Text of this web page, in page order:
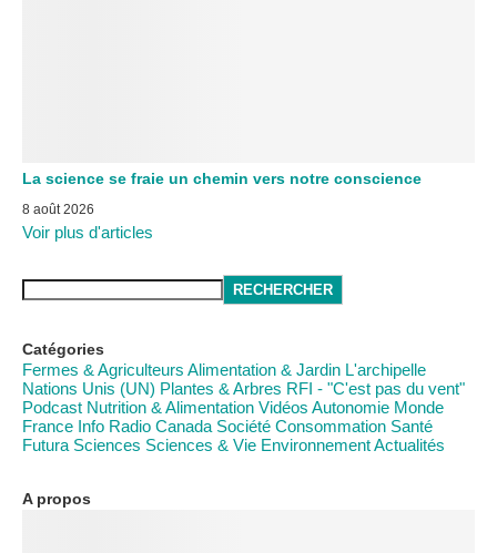
La science se fraie un chemin vers notre conscience
8 août 2026
Voir plus d'articles
RECHERCHER
Catégories
Fermes & Agriculteurs Alimentation & Jardin L'archipelle
Nations Unis (UN) Plantes & Arbres RFI - "C'est pas du vent"
Podcast Nutrition & Alimentation Vidéos Autonomie Monde
France Info Radio Canada Société Consommation Santé
Futura Sciences Sciences & Vie EnvironnementActualités
A propos